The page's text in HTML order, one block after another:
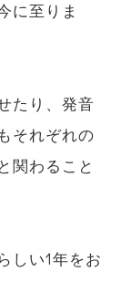
に至りま
たり、発音
それぞれの
関わること
しい1年をお